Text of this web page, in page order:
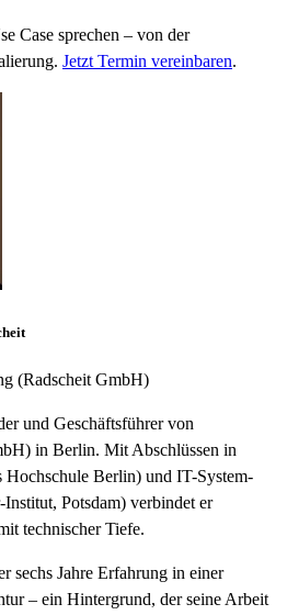
Case sprechen – von der
Jetzt Termin vereinbaren.
(Radscheit GmbH)
und Geschäftsführer von
in Berlin. Mit Abschlüssen in
Hochschule Berlin) und IT-System-
Potsdam) verbindet er
technischer Tiefe.
sechs Jahre Erfahrung in einer
– ein Hintergrund, der seine Arbeit